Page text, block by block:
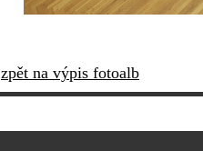
zpět na výpis fotoalb